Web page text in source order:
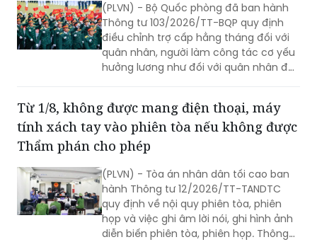
(PLVN) - Bộ Quốc phòng đã ban hành
Thông tư 103/2026/TT-BQP quy định
điều chỉnh trợ cấp hằng tháng đối với
quân nhân, người làm công tác cơ yếu
hưởng lương như đối với quân nhân đã
Từ 1/8, không được mang điện thoại, máy
tính xách tay vào phiên tòa nếu không được
Thẩm phán cho phép
(PLVN) - Tòa án nhân dân tối cao ban
hành Thông tư 12/2026/TT-TANDTC
quy định về nội quy phiên tòa, phiên
họp và việc ghi âm lời nói, ghi hình ảnh
diễn biến phiên tòa, phiên họp. Thông